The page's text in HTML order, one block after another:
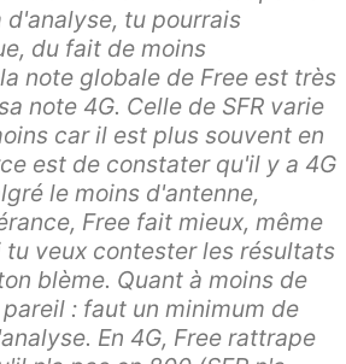
d'analyse, tu pourrais
du fait de moins
note globale de Free est très
note 4G. Celle de SFR varie
car il est plus souvent en
est de constater qu'il y a 4G
le moins d'antenne,
Free fait mieux, même
tu veux contester les résultats
blème. Quant à moins de
: faut un minimum de
En 4G, Free rattrape